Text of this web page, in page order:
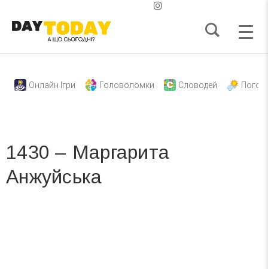
Онлайн Ігри Головоломки Словодей
1430 – Маргарита
Анжуйська